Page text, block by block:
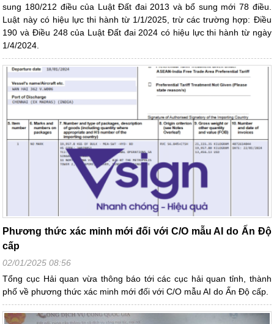
sung 180/212 điều của Luật Đất đai 2013 và bổ sung mới 78 điều.
Luật này có hiệu lực thi hành từ 1/1/2025, trừ các trường hợp: Điều
190 và Điều 248 của Luật Đất đai 2024 có hiệu lực thi hành từ ngày
1/4/2024.
Phương thức xác minh mới đối với C/O mẫu AI do Ấn Độ
cấp
02/01/2025 08:56
Tổng cục Hải quan vừa thông báo tới các cục hải quan tỉnh, thành
phố về phương thức xác minh mới đối với C/O mẫu AI do Ấn Độ cấp.